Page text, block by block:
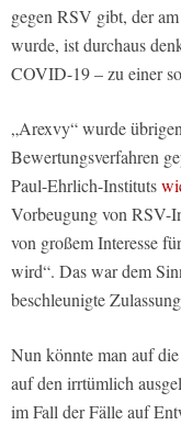
gegen RSV gibt, der
wurde, ist durchaus
COVID-19 – zu einer
„Arexvy“ wurde
Bewertungsverfahren
Paul-Ehrlich-Instituts
Vorbeugung von RSV-
von großem Interesse
wird“. Das war dem
beschleunigte
Nun könnte man auf
auf den irrtümlich
im Fall der Fälle auf